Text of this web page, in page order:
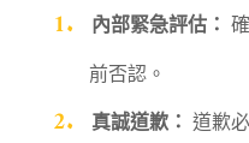
內部緊急評估：
前否認。
真誠道歉： 道歉